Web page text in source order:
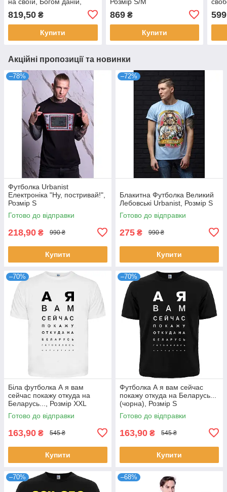
819,50 ₴
Купити
869₴
Купити
Акційні пропозиції та новинки
–78%
Футболка Urbanist
Електроніка "Ну, постривай!",
Розмір S
Готово до відправки
218,90 ₴ 990 ₴
Купити
–72%
Блакитна Футболка Великий
Лебовські Urbanist, Розмір S
Готово до відправки
275 ₴ 990 ₴
Купити
–70%
Біла футболка А я вам
сейчас покажу откуда на
Беларусь..., Розмір XXL
Готово до відправки
163,90 ₴ 545 ₴
Купити
–70%
Футболка А я вам сейчас
покажу откуда на Беларусь...
(чорна), Розмір S
Готово до відправки
163,90 ₴ 545 ₴
Купити
–70% –68%